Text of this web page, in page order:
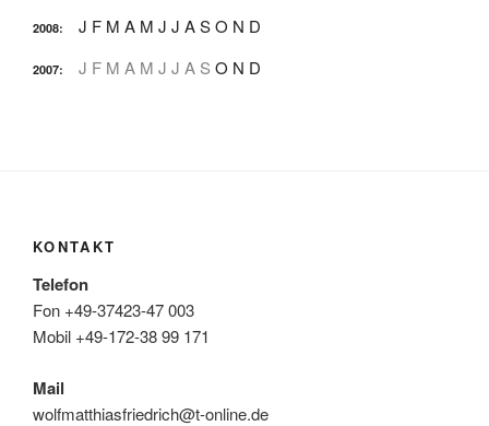
2008: J F M A M J J ASO N D
2007: J F M A M J J A S O N D
KONTAKT
Telefon
Fon +49-37423-47 003
Mobil +49-172-38 99 171
Mail
wolfmatthiasfriedrich@t-online.de